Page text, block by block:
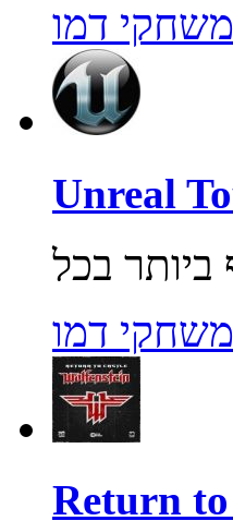
משחקי דמו
משחקי דמו